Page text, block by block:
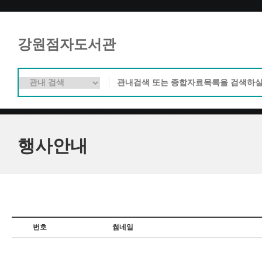
강원점자도서관
행사안내
번호 썸네일